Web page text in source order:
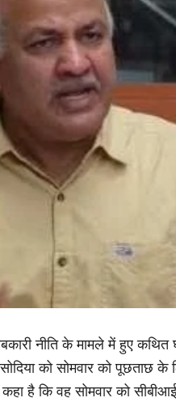
नीति के मामले में हुए
को सोमवार को पूछताछ
है कि वह सोमवार को